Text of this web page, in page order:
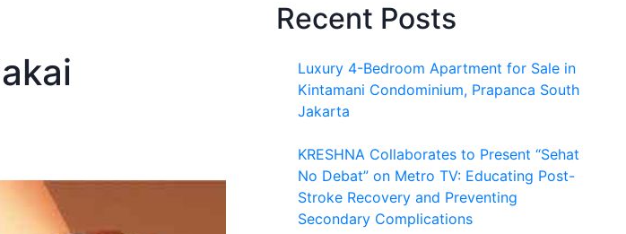
Recent Posts
Luxury 4-Bedroom Apartment for Sale in
Kintamani Condominium, Prapanca South
Jakarta
KRESHNA Collaborates to Present “Sehat
No Debat” on Metro TV: Educating Post-
Stroke Recovery and Preventing
Secondary Complications